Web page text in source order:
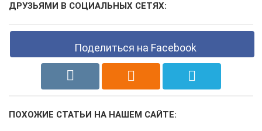
ДРУЗЬЯМИ В СОЦИАЛЬНЫХ СЕТЯХ:
Поделиться на Facebook
ПОХОЖИЕ СТАТЬИ НА НАШЕМ САЙТЕ: